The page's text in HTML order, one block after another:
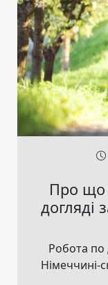
Про що
догляді
Робота по
Німеччині-